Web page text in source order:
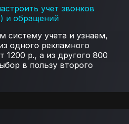
учет звонков
и обращений
систему учета и узнаем,
одного рекламного
1200 р., а из другого 800
в пользу второго